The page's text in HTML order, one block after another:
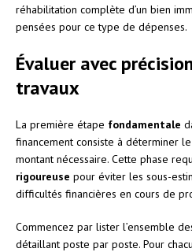
réhabilitation complète d’un bien
pensées pour ce type de dépenses.
Évaluer avec
travaux
La première étape fondamentale
financement consiste à déterminer
montant nécessaire. Cette phase
rigoureuse pour éviter les sous-
difficultés financières en cours de
Commencez par lister l’ensemble
détaillant poste par poste. Pour